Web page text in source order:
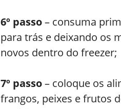
6º passo– consuma
para trás e deixando os
novos dentro do freezer;
7º passo– coloque os
frangos, peixes e frutos